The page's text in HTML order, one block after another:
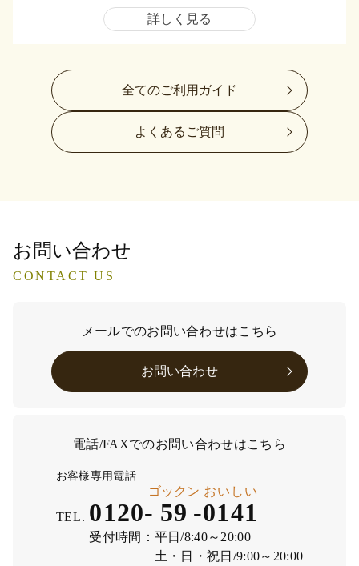
詳しく見る
全てのご利用ガイド
よくあるご質問
お問い合わせ
CONTACT US
メールでのお問い合わせはこちら
お問い合わせ
電話/FAXでのお問い合わせはこちら
お客様専用電話
TEL. 0120- 59
ゴックン
-0141
おいしい
受付時間： 平日/8:40～20:00
土・日・祝日/9:00～20:00